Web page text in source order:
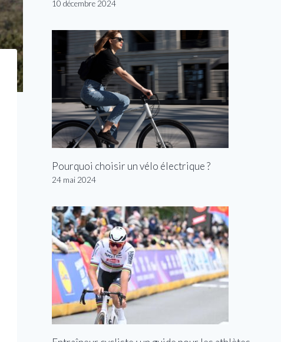
10 décembre 2024
Pourquoi choisir un vélo électrique ?
24 mai 2024